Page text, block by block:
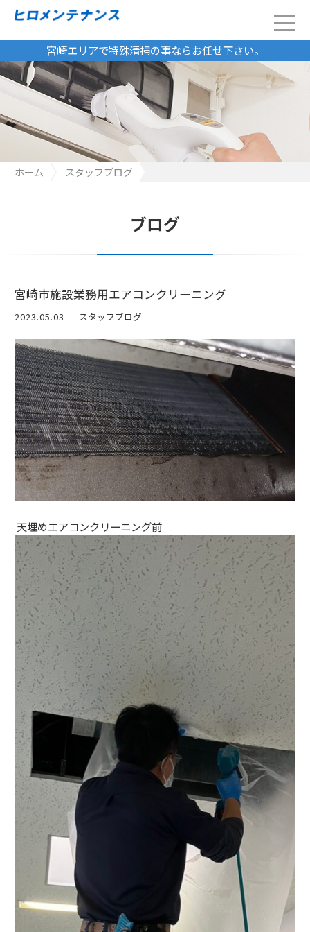
宮崎エリアで特殊清掃の事ならお任せ下さい。
ホーム
スタッフブログ
ブログ
宮崎市施設業務用エアコンクリーニング
2023.05.03 スタッフブログ
天埋めエアコンクリーニング前